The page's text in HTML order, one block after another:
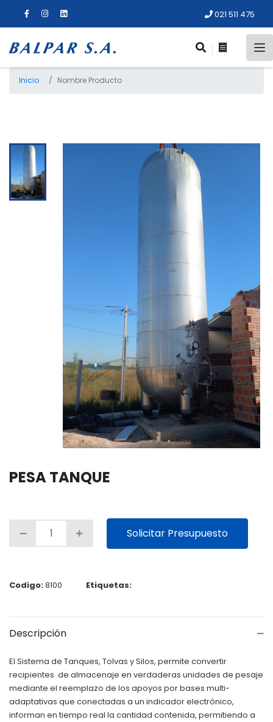
021 511 475
Inicio Nombre Producto
PESA TANQUE
Solicitar Presupuesto
Codigo:8100 Etiquetas:
Descripción
El Sistema de Tanques, Tolvas y Silos, permite convertir
recipientes de almacenaje en verdaderas unidades de pesaje
mediante el reemplazo de los apoyos por bases multi-
adaptativas que conectadas a un indicador electrónico,
informan en tiempo real la cantidad contenida, permitiendo a